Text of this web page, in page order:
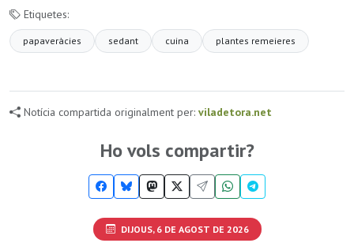
Etiquetes:
papaveràcies sedant cuina plantes remeieres
Notícia compartida originalment per: viladetora.net
Ho vols compartir?
DIJOUS, 6 DE AGOST DE 2026